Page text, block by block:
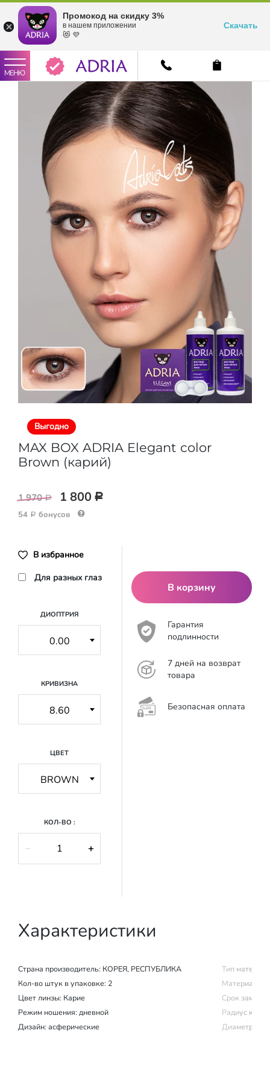
Промокод на скидку 3%
в нашем приложении
😻 💜
Скачать
МЕНЮ
Выгодно
MAX BOX ADRIA Elegant color
Brown (карий)
1 970 Р 1 800 Р
54 Р бонусов
В избранное
Для разных глаз
ДИОПТРИЯ
КРИВИЗНА
ЦВЕТ
КОЛ-ВО :
− +
В корзину
Гарантия
подлинности
7 дней на возврат
товара
Безопасная оплата
Характеристики
Страна производитель: КОРЕЯ, РЕСПУБЛИКА
Кол-во штук в упаковке: 2
Цвет линзы: Карие
Режим ношения: дневной
Дизайн: асферические
Тип
Материал
Срок замены
Радиус
Диаметр: